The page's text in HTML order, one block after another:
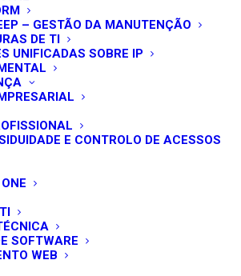
– GESTÃO DA MANUTENÇÃO
DE TI
UNIFICADAS SOBRE IP
E CONTROLO DE ACESSOS
SOFTWARE
WEB
SE A PAR DAS
NOVIDADES!